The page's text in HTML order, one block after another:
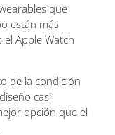
que
están más
Apple Watch
de la condición
casi
opción que el